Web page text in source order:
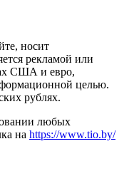
носит
рекламой или
США и евро,
целью.
рублях.
любых
на https://www.tio.by/